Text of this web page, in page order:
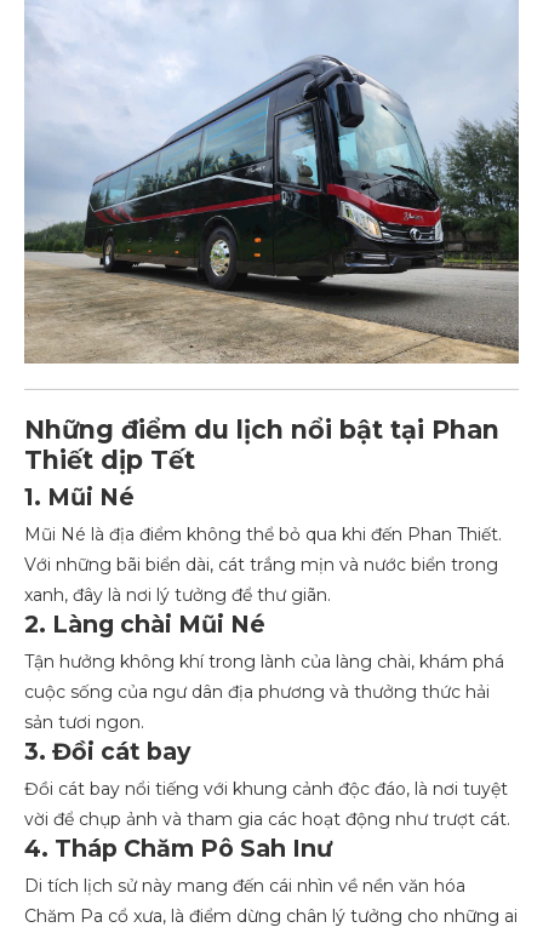
Những điểm du lịch nổi bật tại Phan
Thiết dịp Tết
1. Mũi Né
Mũi Né là địa điểm không thể bỏ qua khi đến Phan Thiết.
Với những bãi biển dài, cát trắng mịn và nước biển trong
xanh, đây là nơi lý tưởng để thư giãn.
2. Làng chài Mũi Né
Tận hưởng không khí trong lành của làng chài, khám phá
cuộc sống của ngư dân địa phương và thưởng thức hải
sản tươi ngon.
3. Đồi cát bay
Đồi cát bay nổi tiếng với khung cảnh độc đáo, là nơi tuyệt
vời để chụp ảnh và tham gia các hoạt động như trượt cát.
4. Tháp Chăm Pô Sah Inư
Di tích lịch sử này mang đến cái nhìn về nền văn hóa
Chăm Pa cổ xưa, là điểm dừng chân lý tưởng cho những ai